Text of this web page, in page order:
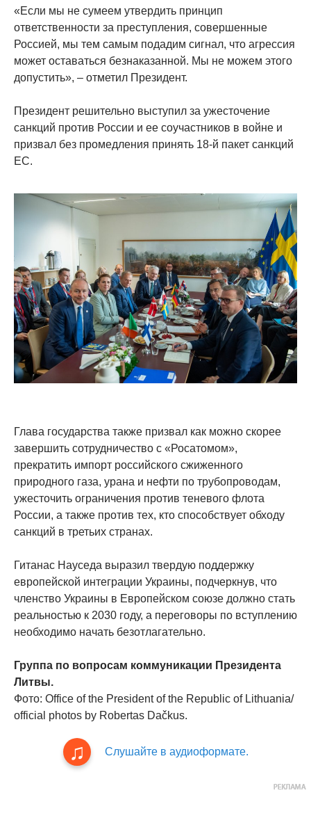
«Если мы не сумеем утвердить принцип
ответственности за преступления, совершенные
Россией, мы тем самым подадим сигнал, что агрессия
может оставаться безнаказанной. Мы не можем этого
допустить», – отметил Президент.
Президент решительно выступил за ужесточение
санкций против России и ее соучастников в войне и
призвал без промедления принять 18-й пакет санкций
ЕС.
Глава государства также призвал как можно скорее
завершить сотрудничество с «Росатомом»,
прекратить импорт российского сжиженного
природного газа, урана и нефти по трубопроводам,
ужесточить ограничения против теневого флота
России, а также против тех, кто способствует обходу
санкций в третьих странах.
Гитанас Науседа выразил твердую поддержку
европейской интеграции Украины, подчеркнув, что
членство Украины в Европейском союзе должно стать
реальностью к 2030 году, а переговоры по вступлению
необходимо начать безотлагательно.
Группа по вопросам коммуникации Президента
Литвы.
Фото: Office of the President of the Republic of Lithuania/
official photos by Robertas Dačkus.
Слушайте в аудиоформате.